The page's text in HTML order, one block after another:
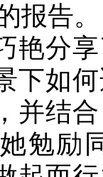
报告。
艳分
下如
并结
勉励